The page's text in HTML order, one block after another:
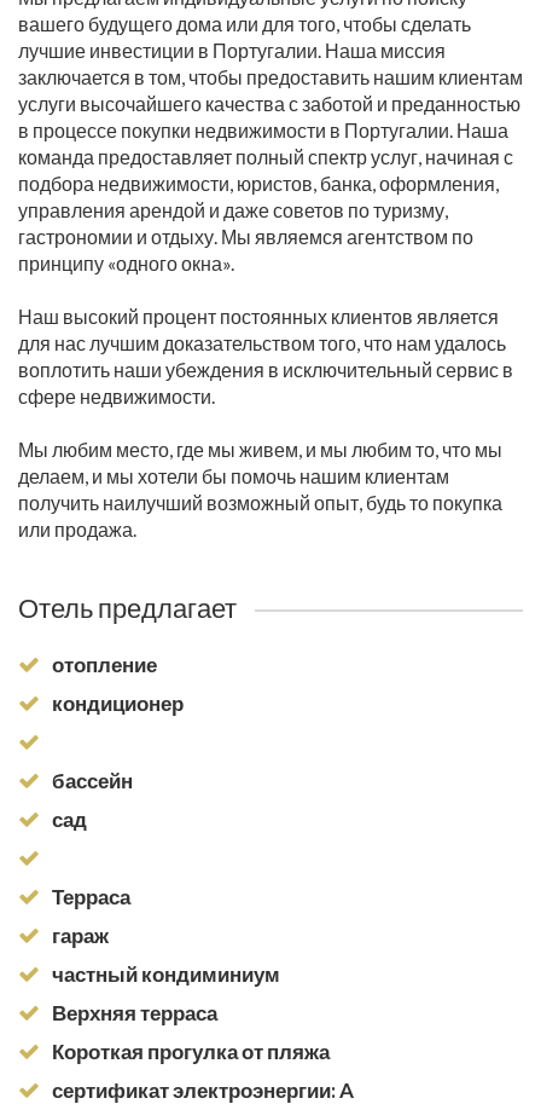
вашего будущего дома или для того, чтобы сделать
лучшие инвестиции в Португалии. Наша миссия
заключается в том, чтобы предоставить нашим клиентам
услуги высочайшего качества с заботой и преданностью
в процессе покупки недвижимости в Португалии. Наша
команда предоставляет полный спектр услуг, начиная с
подбора недвижимости, юристов, банка, оформления,
управления арендой и даже советов по туризму,
гастрономии и отдыху. Мы являемся агентством по
принципу «одного окна».
Наш высокий процент постоянных клиентов является
для нас лучшим доказательством того, что нам удалось
воплотить наши убеждения в исключительный сервис в
сфере недвижимости.
Мы любим место, где мы живем, и мы любим то, что мы
делаем, и мы хотели бы помочь нашим клиентам
получить наилучший возможный опыт, будь то покупка
или продажа.
Отель предлагает
отопление
кондиционер
бассейн
сад
Терраса
гараж
частный кондиминиум
Верхняя терраса
Короткая прогулка от пляжа
сертификат электроэнергии: A